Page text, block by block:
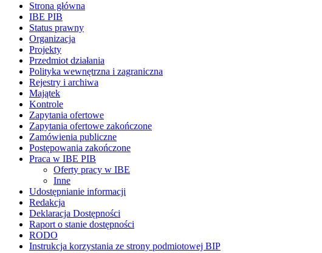
Strona główna
IBE PIB
Status prawny
Organizacja
Projekty
Przedmiot działania
Polityka wewnętrzna i zagraniczna
Rejestry i archiwa
Majątek
Kontrole
Zapytania ofertowe
Zapytania ofertowe zakończone
Zamówienia publiczne
Postępowania zakończone
Praca w IBE PIB
Oferty pracy w IBE
Inne
Udostępnianie informacji
Redakcja
Deklaracja Dostępności
Raport o stanie dostępności
RODO
Instrukcja korzystania ze strony podmiotowej BIP